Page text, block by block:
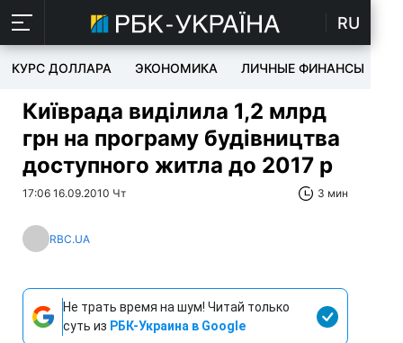
RU
КУРС ДОЛЛАРА ЭКОНОМИКА ЛИЧНЫЕ ФИНАНСЫ
Київрада виділила 1,2 млрд
грн на програму будівництва
доступного житла до 2017 р
17:06 16.09.2010 Чт 3 мин
RBC.UA
Не трать время на шум! Читай только
суть из РБК-Украина в Google